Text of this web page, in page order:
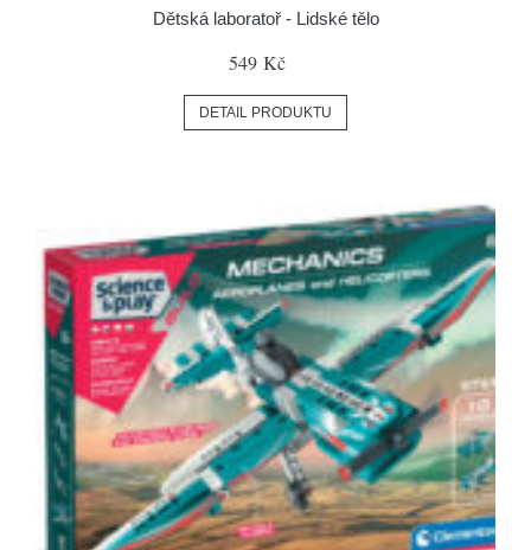
Dětská laboratoř - Lidské tělo
549 Kč
DETAIL PRODUKTU